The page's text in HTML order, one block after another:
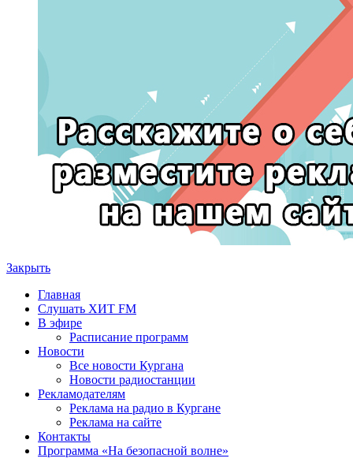
Закрыть
Главная
Слушать ХИТ FM
В эфире
Расписание программ
Новости
Все новости Кургана
Новости радиостанции
Рекламодателям
Реклама на радио в Кургане
Реклама на сайте
Контакты
Программа «На безопасной волне»